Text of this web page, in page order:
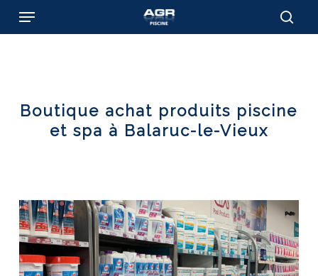
Menu
Boutique achat produits piscine
et spa à Balaruc-le-Vieux